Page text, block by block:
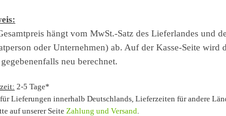
hängt vom MwSt.-Satz des Lieferlandes und
oder Unternehmen) ab. Auf der Kasse-Seite wird
neu berechnet.
2-5 Tage*
Lieferungen innerhalb Deutschlands, Lieferzeiten für andere
auf unserer Seite Zahlung und Versand.